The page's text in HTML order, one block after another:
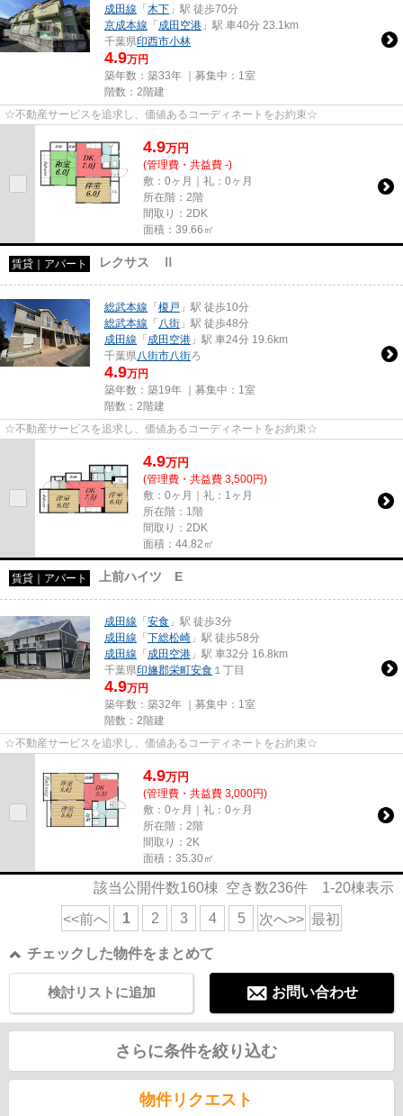
成田線 「木下 」駅 徒歩70分
京成本線 「成田空港 」駅 車40分 23.1km
千葉県印西市小林
4.9万円
築年数：築33年 ｜募集中： 1室
階数：2階建
☆不動産サービスを追求し、価値あるコーディネートをお約束☆
4.9万円
(管理費・共益費 -)
敷：0ヶ月｜礼：0ヶ月
所在階：2階
間取り：2DK
面積：39.66㎡
賃貸｜アパート レクサス Ⅱ
総武本線 「榎戸 」駅 徒歩10分
総武本線 「 八街 」駅 徒歩48分
成田線 「成田空港 」駅 車24分 19.6km
千葉県 八街市八街ろ
4.9万円
築年数：築19年 ｜募集中： 1室
階数：2階建
☆不動産サービスを追求し、価値あるコーディネートをお約束☆
4.9万円
(管理費・共益費 3,500円)
敷：0ヶ月｜礼：1ヶ月
所在階：1階
間取り：2DK
面積：44.82㎡
賃貸｜アパート 上前ハイツ E
成田線 「安食 」駅 徒歩3分
成田線 「下総松崎 」駅 徒歩58分
成田線 「成田空港 」駅 車32分 16.8km
千葉県印旛郡栄町安食 １丁目
4.9万円
築年数：築32年 ｜募集中： 1室
階数：2階建
☆不動産サービスを追求し、価値あるコーディネートをお約束☆
4.9万円
(管理費・共益費 3,000円)
敷：0ヶ月｜礼：0ヶ月
所在階：2階
間取り：2K
面積：35.30㎡
該当公開件数160棟 空き数236件 1-20棟表示
<<前へ 1 2 3 4 5 次へ>> 最初
チェックした物件をまとめて
お問い合わせ
検討リストに追加
さらに条件を絞り込む
物件リクエスト